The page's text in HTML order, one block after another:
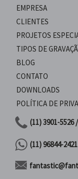
EMPRESA
CLIENTES
PROJETOS
TIPOS DE
BLOG
CONTATO
DOWNLOADS
POLÍTICA DE
(11) 3901-5526
(11) 96844-2421